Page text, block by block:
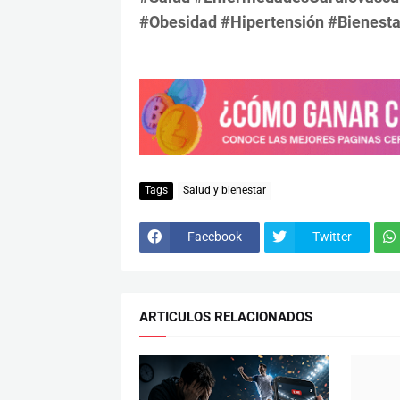
#Obesidad #Hipertensión
Tags Salud y bienestar
Facebook Twitter
ARTICULOS RELACIONADOS